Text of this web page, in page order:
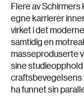
Flere av
egne karrierer
virket i det
samtidig en
masseproduserte
sine
craftsbevegelsens
ha funnet sin